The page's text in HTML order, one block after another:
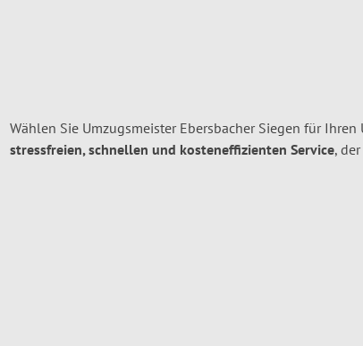
Wählen Sie Umzugsmeister Ebersbacher Siegen für
stressfreien, schnellen und kosteneffizienten Service,